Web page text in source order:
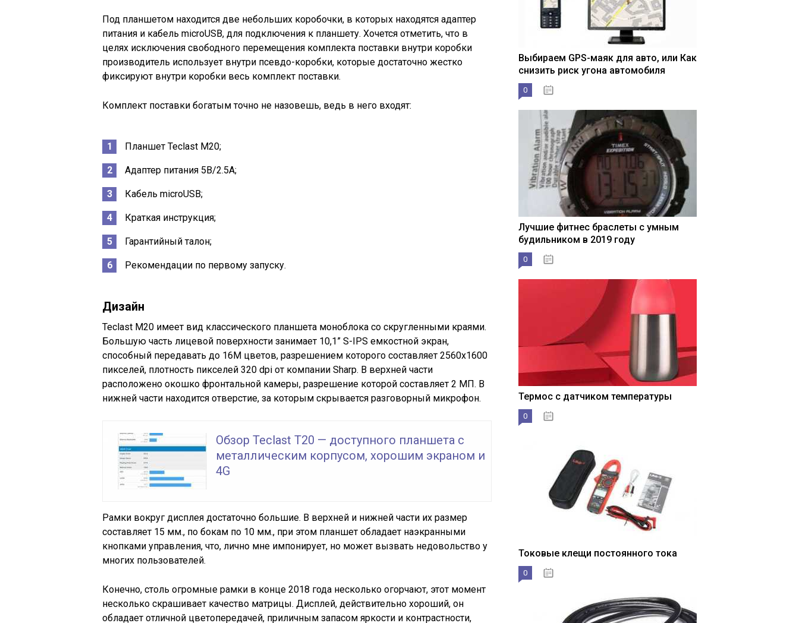
Под планшетом находится две небольших коробочки, в которых находятся адаптер
питания и кабель microUSB, для подключения к планшету. Хочется отметить, что в
целях исключения свободного перемещения комплекта поставки внутри коробки
производитель использует внутри псевдо-коробки, которые достаточно жестко
фиксируют внутри коробки весь комплект поставки.
Комплект поставки богатым точно не назовешь, ведь в него входят:
Планшет Teclast M20;
Адаптер питания 5В/2.5А;
Кабель microUSB;
Краткая инструкция;
Гарантийный талон;
Рекомендации по первому запуску.
Дизайн
Teclast M20 имеет вид классического планшета моноблока со скругленными краями.
Большую часть лицевой поверхности занимает 10,1” S-IPS емкостной экран,
способный передавать до 16М цветов, разрешением которого составляет 2560х1600
пикселей, плотность пикселей 320 dpi от компании Sharp. В верхней части
расположено окошко фронтальной камеры, разрешение которой составляет 2 МП. В
нижней части находится отверстие, за которым скрывается разговорный микрофон.
Обзор Teclast T20 — доступного планшета с
металлическим корпусом, хорошим экраном и
4G
Рамки вокруг дисплея достаточно большие. В верхней и нижней части их размер
составляет 15 мм., по бокам по 10 мм., при этом планшет обладает наэкранными
кнопками управления, что, лично мне импонирует, но может вызвать недовольство у
многих пользователей.
Конечно, столь огромные рамки в конце 2018 года несколько огорчают, этот момент
несколько скрашивает качество матрицы. Дисплей, действительно хороший, он
обладает отличной цветопередачей, приличным запасом яркости и контрастности,
Выбираем GPS-маяк для авто, или Как
снизить риск угона автомобиля
0
Лучшие фитнес браслеты с умным
будильником в 2019 году
0
Термос с датчиком температуры
0
Токовые клещи постоянного тока
0